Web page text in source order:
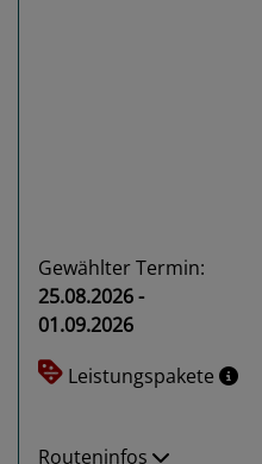
Gewählter Termin:
25.08.2026 -
01.09.2026
Leistungspakete
Routeninfos